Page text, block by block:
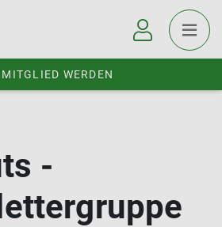
MITGLIED WERDEN
-